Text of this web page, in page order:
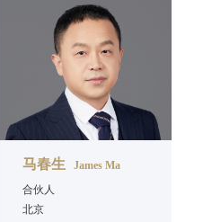
马春生
James Ma
合伙人
北京